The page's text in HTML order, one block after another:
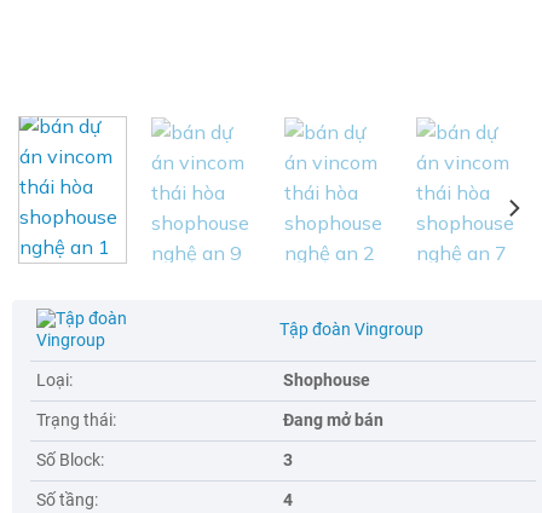
Tập đoàn Vingroup
Loại:
Shophouse
Trạng thái:
Đang mở bán
Số Block:
3
Số tầng:
4